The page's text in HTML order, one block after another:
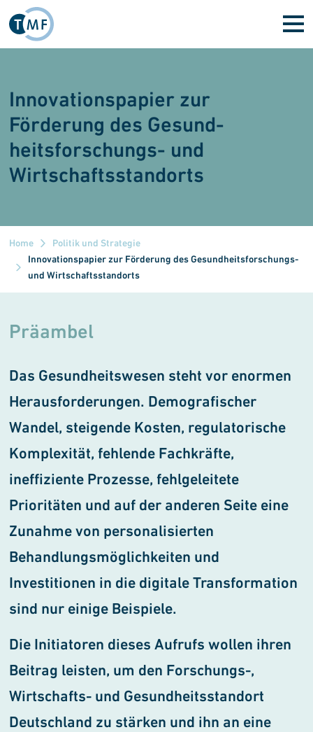
Direkt zum Inhalt
Innovationspapier zur
Förderung des Gesund­
heitsforschungs- und
Wirtschaftsstandorts
Home
Politik und Strategie
Innovationspapier zur Förderung des Gesundheitsforschungs-
und Wirtschaftsstandorts
Präambel
Das Gesundheitswesen steht vor enormen
Herausforderungen. Demografischer
Wandel, steigende Kosten, regulatorische
Komplexität, fehlende Fachkräfte,
ineffiziente Prozesse, fehlgeleitete
Prioritäten und auf der anderen Seite eine
Zunahme von personalisierten
Behandlungsmöglichkeiten und
Investitionen in die digitale Transformation
sind nur einige Beispiele.
Die Initiatoren dieses Aufrufs wollen ihren
Beitrag leisten, um den Forschungs-,
Wirtschafts- und Gesundheitsstandort
Deutschland zu stärken und ihn an eine